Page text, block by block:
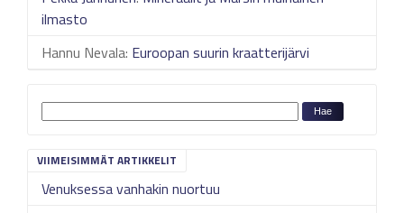
ilmasto
Hannu Nevala: Euroopan suurin kraatterijärvi
VIIMEISIMMÄT ARTIKKELIT
Venuksessa vanhakin nuortuu